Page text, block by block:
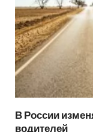
В России
водителей